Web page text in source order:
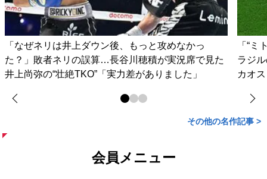
「なぜネリは井上ダウン後、もっと攻めなかっ
た？」敗者ネリの誤算…長谷川穂積が実況席で見た
井上尚弥の“壮絶TKO”「実力差がありました」
「“
ラジ
カオ
その他の名作記事 >
会員メニュー